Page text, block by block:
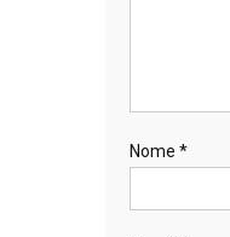
Nome *